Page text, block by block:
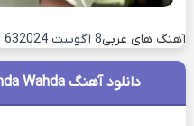
آهنگ های عربی8 آگوست 2024 63 views
دانلود آهنگ Wahda Wahda از Jannat